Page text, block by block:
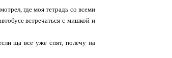
где моя тетрадь со всеми
встречаться с мишкой и
ща все уже спят, полечу на